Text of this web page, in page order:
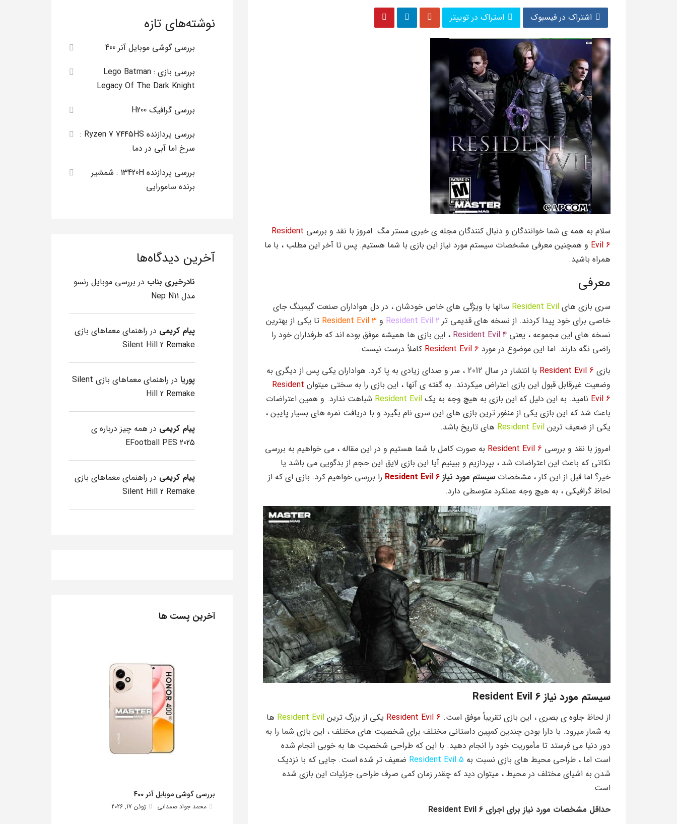
اشتراک در فیسبوک استراک در توییتر
سلام به همه ی شما خوانندگان و دنبال کنندگان مجله ی خبری مستر مگ. امروز با نقد و بررسی Resident
Evil 6 و همچنین معرفی مشخصات سیستم مورد نیاز این بازی با شما هستیم. پس تا آخر این مطلب ، با ما
همراه باشید.
معرفی
سری بازی های Resident Evil سالها با ویژگی های خاص خودشان ، در دل هواداران صنعت گیمینگ جای
خاصی برای خود پیدا کردند. از نسخه های قدیمی تر Resident Evil 2 و Resident Evil 3 تا یکی از بهترین
نسخه های این مجموعه ، یعنی Resident Evil 4 ، این بازی ها همیشه موفق بوده اند که طرفداران خود را
راضی نگه دارند. اما این موضوع در مورد Resident Evil 6 کاملاً درست نیست.
بازی Resident Evil 6 با انتشار در سال 2012 ، سر و صدای زیادی به پا کرد. هواداران یکی پس از دیگری به
وضعیت غیرقابل قبول این بازی اعتراض میکردند. به گفته ی آنها ، این بازی را به سختی میتوان Resident
Evil 6 نامید. به این دلیل که این بازی به هیچ وجه به یک Resident Evil شباهت ندارد. و همین اعتراضات
باعث شد که این بازی یکی از منفور ترین بازی های این سری نام بگیرد و با دریافت نمره های بسیار پایین ،
یکی از ضعیف ترین Resident Evil های تاریخ باشد.
امروز با نقد و بررسی Resident Evil 6 به صورت کامل با شما هستیم و در این مقاله ، می خواهیم به بررسی
نکاتی که باعث این اعتراضات شد ، بپردازیم و ببینیم آیا این بازی لایق این حجم از بدگویی می باشد یا
خیر؟ اما قبل از این کار ، مشخصات سیستم مورد نیاز Resident Evil 6 را بررسی خواهیم کرد. بازی ای که از
لحاظ گرافیکی ، به هیچ وجه عملکرد متوسطی دارد.
سیستم مورد نیاز Resident Evil 6
از لحاظ جلوه ی بصری ، این بازی تقریباً موفق است. Resident Evil 6 یکی از بزرگ ترین Resident Evil ها
به شمار میرود. با دارا بودن چندین کمپین داستانی مختلف برای شخصیت های مختلف ، این بازی شما را به
دور دنیا می فرستد تا مأموریت خود را انجام دهید. با این که طراحی شخصیت ها به خوبی انجام شده
است اما ، طراحی محیط های بازی نسبت به Resident Evil 5 ضعیف تر شده است. جایی که با نزدیک
شدن به اشیای مختلف در محیط ، میتوان دید که چقدر زمان کمی صرف طراحی جزئیات این بازی شده
است.
حداقل مشخصات مورد نیاز برای اجرای Resident Evil 6
نوشته‌های تازه
بررسی گوشی موبایل آنر 400
بررسی بازی Lego Batman :
Legacy Of The Dark Knight
بررسی گرافیک H200
بررسی پردازنده Ryzen 7 7445HS :
سرخ اما آبی در دما
بررسی پردازنده 13420H : شمشیر
برنده سامورایی
آخرین دیدگاه‌ها
نادرخیری بناب در بررسی موبایل رنسو
مدل Nep N11
پیام کریمی در راهنمای معماهای بازی
Silent Hill 2 Remake
پوریا در
راهنمای معماهای بازی Silent
Hill 2 Remake
پیام کریمی در همه چیز درباره ی
EFootball PES 2025
پیام کریمی در راهنمای معماهای بازی
Silent Hill 2 Remake
آخرین پست ها
بررسی گوشی موبایل آنر 400
محمد جواد صمدانی ژوئن 17, 2026